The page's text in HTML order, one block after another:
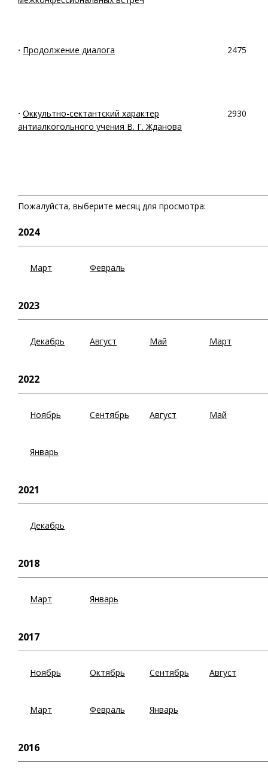
· Продолжение диалога 2475
· Оккультно-сектантский характер
антиалкогольного учения В. Г. Жданова
2930
Пожалуйста, выберите месяц для просмотра:
2024
Март Февраль
2023
Декабрь Август Май Март
2022
Ноябрь Сентябрь Август Май
Январь
2021
Декабрь
2018
Март Январь
2017
Ноябрь Октябрь Сентябрь Август
Март Февраль Январь
2016